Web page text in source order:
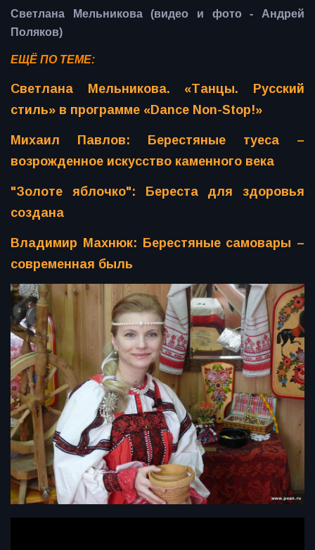
Светлана Мельникова (видео и фото - Андрей
Поляков)
ЕЩЁ ПО ТЕМЕ:
Светлана Мельникова. «Танцы. Русский
стиль» в программе «Dance Non-Stop!»
Михаил Павлов: Берестяные туеса –
возрожденное искусство каменного века
"Золоте яблочко": Береста для здоровья
создана
Владимир Махнюк: Берестяные самовары –
современная быль